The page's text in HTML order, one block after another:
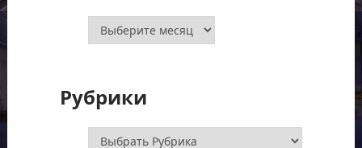
Архивы
Рубрики
Рубрики